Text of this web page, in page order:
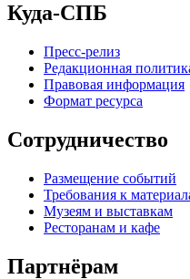
Куда-СПБ
Пресс-релиз
Редакционная
Правовая информация
Формат ресурса
Сотрудничество
Размещение событий
Требования к
Музеям и выставкам
Ресторанам и кафе
Партнёрам